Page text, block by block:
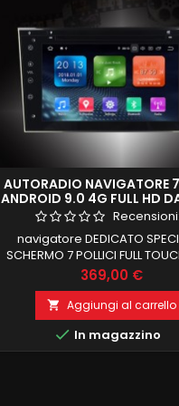
AUTORADIO NAVIGATORE
ANDROID 9.0 4G FULL HD
TOUCH
navigatore DEDICATO
SCHERMO 7 POLLICI FULL
ASTRA , ZAFIRA ,ANTARA,
VIVARO, MERIVA , il top in
GB RAM 64 GB ROM
FUNZIONE MIRRORLINK
MODULO DAB+WIFI
INTEGRATO BLUETOOTH
Prezzo
369,00 €
 Aggiungi al carrello
 In magazzino